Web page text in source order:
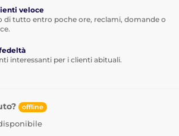
veloce
di tutto entro poche ore, reclami, domande o
interessanti per i clienti abituali.
offline